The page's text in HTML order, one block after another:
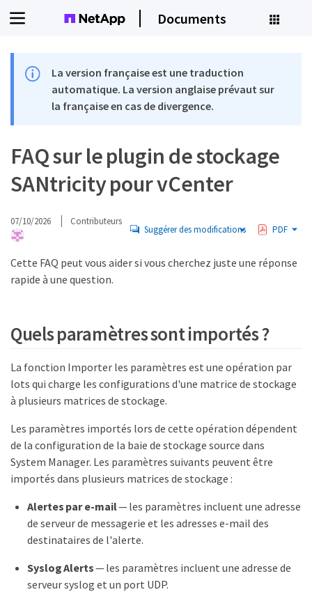
Documents
La version française est une traduction
automatique. La version anglaise prévaut sur
la française en cas de divergence.
FAQ sur le plugin de stockage
SANtricity pour vCenter
07/10/2026 Contributeurs
Suggérer des modifications PDF
Cette FAQ peut vous aider si vous cherchez juste une réponse
rapide à une question.
Quels paramètres sont importés ?
La fonction Importer les paramètres est une opération par
lots qui charge les configurations d'une matrice de stockage
à plusieurs matrices de stockage.
Les paramètres importés lors de cette opération dépendent
de la configuration de la baie de stockage source dans
System Manager. Les paramètres suivants peuvent être
importés dans plusieurs matrices de stockage :
Alertes par e-mail— les paramètres incluent une adresse
de serveur de messagerie et les adresses e-mail des
destinataires de l'alerte.
Syslog Alerts— les paramètres incluent une adresse de
serveur syslog et un port UDP.